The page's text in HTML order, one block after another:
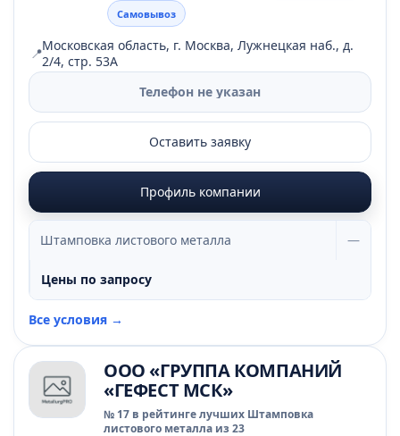
Самовывоз
📍Московская область, г. Москва, Лужнецкая наб., д.
2/4, стр. 53А
Телефон не указан
Оставить заявку
Профиль компании
Штамповка листового металла —
Цены по запросу
Все условия →
ООО «ГРУППА КОМПАНИЙ
«ГЕФЕСТ МСК»
№ 17 в рейтинге лучших Штамповка
листового металла из 23